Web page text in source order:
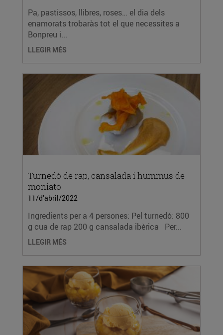
Pa, pastissos, llibres, roses… el dia dels
enamorats trobaràs tot el que necessites a
Bonpreu i...
LLEGIR MÉS
Turnedó de rap, cansalada i hummus de
moniato
11/d’abril/2022
Ingredients per a 4 persones: Pel turnedó: 800
g cua de rap 200 g cansalada ibèrica Per...
LLEGIR MÉS